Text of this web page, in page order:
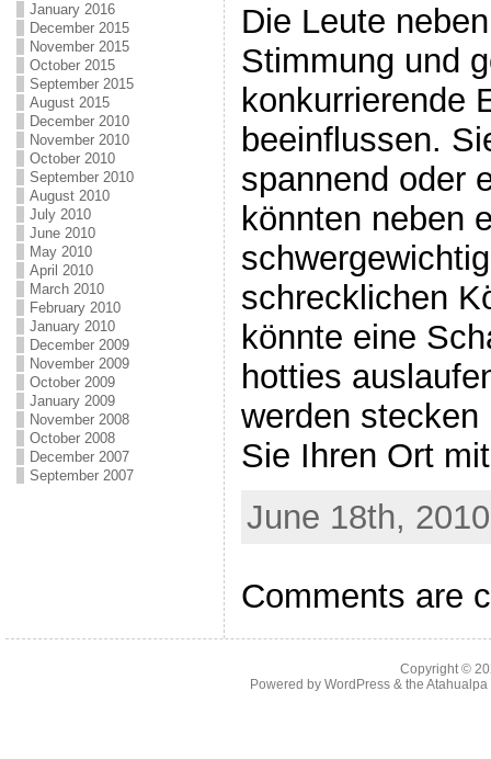
January 2016
December 2015
November 2015
October 2015
September 2015
August 2015
December 2010
November 2010
October 2010
September 2010
August 2010
July 2010
June 2010
May 2010
April 2010
March 2010
February 2010
January 2010
December 2009
November 2009
October 2009
January 2009
November 2008
October 2008
December 2007
September 2007
Die Leute
Stimmung und
konkurrierende
beeinflussen.
spannend oder
könnten neben
schrecklichen
könnte eine
hotties
werden stecken
Sie Ihren Ort
June 18th,
Comments are
Copyright ©
Powered by WordPress& the Atahualpa